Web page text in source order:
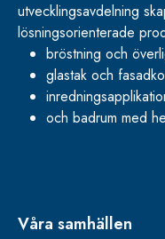
utvecklingsavdelning
lösningsorienterade
bröstning och
glastak och
och badrum med
Våra samhällen